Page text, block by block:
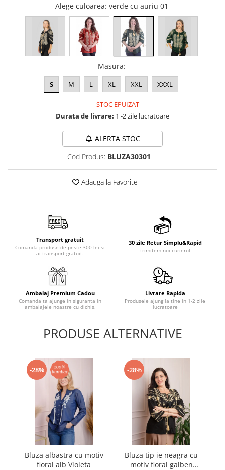
Alege culoarea: verde cu auriu 01
Masura:
S M L XL XXL XXXL
STOC EPUIZAT
Durata de livrare: 1 -2 zile lucratoare
ALERTA STOC
Cod Produs: BLUZA30301
Adauga la Favorite
Transport gratuit
Comanda produse de peste 300 lei si
ai transport gratuit.
30 zile Retur Simplu&Rapid
trimitem noi curierul
Ambalaj Premium Cadou
Comanda ta ajunge in siguranta in
ambalajele noastre cu dichis.
Livrare Rapida
Produsele ajung la tine in 1-2 zile
lucratoare
PRODUSE ALTERNATIVE
-28%
Bluza albastra cu motiv
floral alb Violeta
-28%
Bluza tip ie neagra cu
motiv floral galben